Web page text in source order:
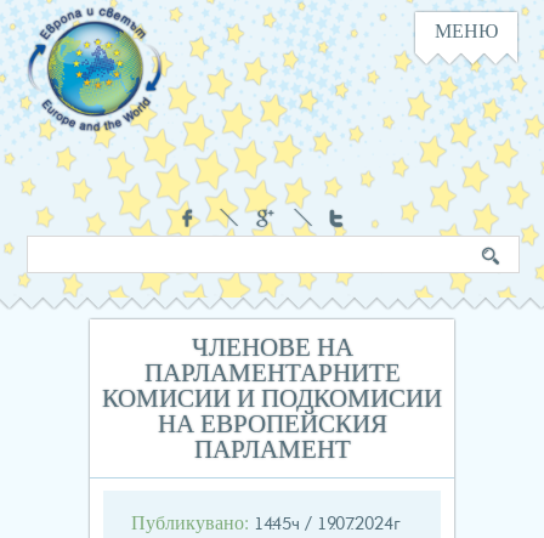
Навигация
МЕНЮ
Социални
в
сайта
дума
ЧЛЕНОВЕ НА
ПАРЛАМЕНТАРНИТЕ
КОМИСИИ И ПОДКОМИСИИ
НА ЕВРОПЕЙСКИЯ
ПАРЛАМЕНТ
Публикувано: 14:45ч / 19.07.2024г